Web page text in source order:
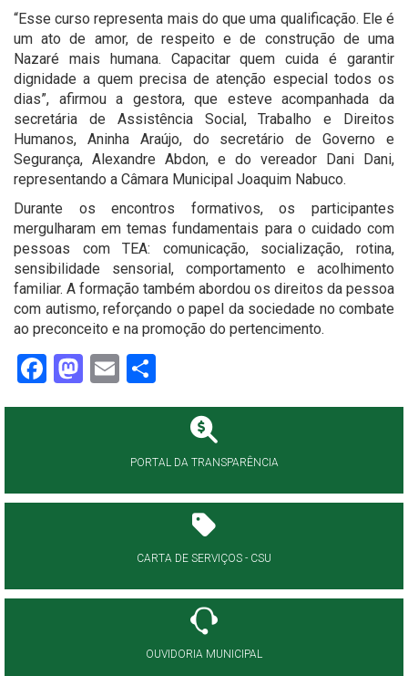
“Esse curso representa mais do que uma qualificação. Ele é
um ato de amor, de respeito e de construção de uma
Nazaré mais humana. Capacitar quem cuida é garantir
dignidade a quem precisa de atenção especial todos os
dias”, afirmou a gestora, que esteve acompanhada da
secretária de Assistência Social, Trabalho e Direitos
Humanos, Aninha Araújo, do secretário de Governo e
Segurança, Alexandre Abdon, e do vereador Dani Dani,
representando a Câmara Municipal Joaquim Nabuco.
Durante os encontros formativos, os participantes
mergulharam em temas fundamentais para o cuidado com
pessoas com TEA: comunicação, socialização, rotina,
sensibilidade sensorial, comportamento e acolhimento
familiar. A formação também abordou os direitos da pessoa
com autismo, reforçando o papel da sociedade no combate
ao preconceito e na promoção do pertencimento.
Facebook
Mastodon
Email
PORTAL DA TRANSPARÊNCIA
CARTA DE SERVIÇOS - CSU
OUVIDORIA MUNICIPAL